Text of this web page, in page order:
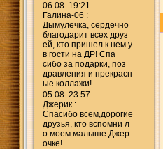
06.08. 19:21
Галина-06 :
Дымулечка, сердечно
благодарит всех друз
ей, кто пришел к нем у
в гости на ДР! Спа
сибо за подарки, поз
дравления и прекрасн
ые коллажи!
05.08. 23:57
Джерик :
Спасибо всем,дорогие
друзья, кто вспомни л
о моем малыше Джер
очке!